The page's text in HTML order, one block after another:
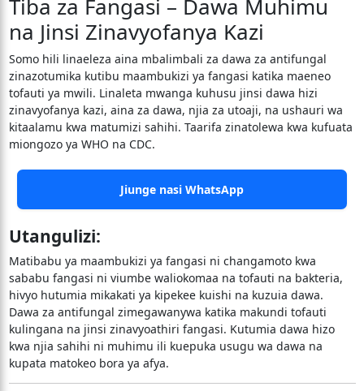
Tiba za Fangasi – Dawa Muhimu
na Jinsi Zinavyofanya Kazi
Somo hili linaeleza aina mbalimbali za dawa za antifungal
zinazotumika kutibu maambukizi ya fangasi katika maeneo
tofauti ya mwili. Linaleta mwanga kuhusu jinsi dawa hizi
zinavyofanya kazi, aina za dawa, njia za utoaji, na ushauri wa
kitaalamu kwa matumizi sahihi. Taarifa zinatolewa kwa kufuata
miongozo ya WHO na CDC.
Jiunge nasi WhatsApp
Utangulizi:
Matibabu ya maambukizi ya fangasi ni changamoto kwa
sababu fangasi ni viumbe waliokomaa na tofauti na bakteria,
hivyo hutumia mikakati ya kipekee kuishi na kuzuia dawa.
Dawa za antifungal zimegawanywa katika makundi tofauti
kulingana na jinsi zinavyoathiri fangasi. Kutumia dawa hizo
kwa njia sahihi ni muhimu ili kuepuka usugu wa dawa na
kupata matokeo bora ya afya.